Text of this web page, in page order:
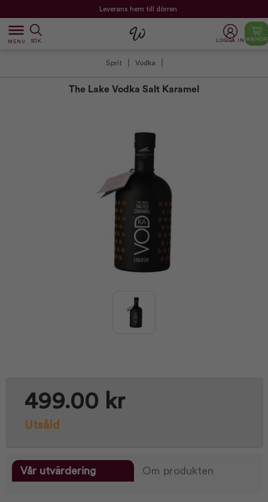
Leverans hem till dörren
dehaze
MENU SÖK LOGGA IN
Sprit Vodka
The Lake Vodka Salt Karamel
499.00 kr
Utsåld
Vår utvärdering Om produkten